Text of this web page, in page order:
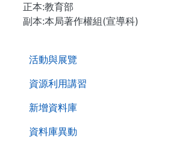
活動與展覽
資源利用講習
新增資料庫
資料庫異動
正本:教育部
副本:本局著作權組(宣導科)